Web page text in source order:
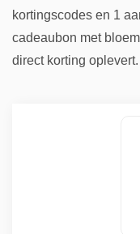
kortingscodes en 1
cadeaubon met
direct korting oplevert.